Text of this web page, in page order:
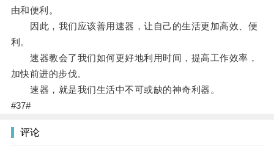
由和便利。
因此，我们应该善用速器，让自己的生活更加高效、便
利。
速器教会了我们如何更好地利用时间，提高工作效率，
加快前进的步伐。
速器，就是我们生活中不可或缺的神奇利器。
#37#
评论